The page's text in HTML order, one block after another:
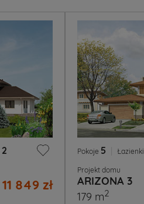
2
11 849 zł
Pokoje 5 Łazienki
Projekt domu
ARIZONA 3
179 m2